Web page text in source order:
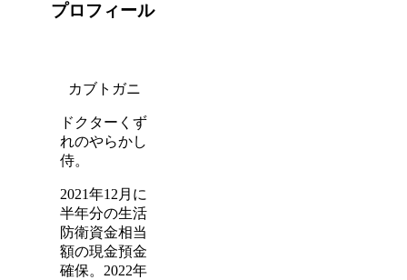
プロフィール
カブトガニ
ドクターくず
れのやらかし
侍。
2021年12月に
半年分の生活
防衛資金相当
額の現金預金
確保。2022年